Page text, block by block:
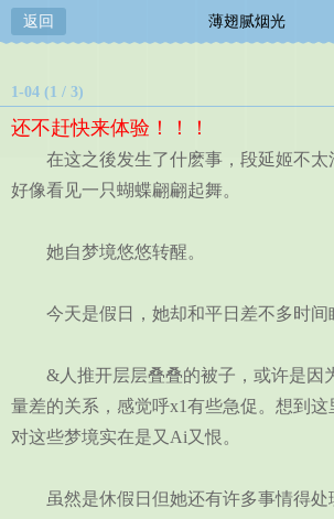
返回 薄翅腻烟光
1-04 (1 / 3)
还不赶快来体验！！！
在这之後发生了什麽事，段延姬不太
好像看见一只蝴蝶翩翩起舞。
她自梦境悠悠转醒。
今天是假日，她却和平日差不多时间
&人推开层层叠叠的被子，或许是因
量差的关系，感觉呼x1有些急促。想到这
对这些梦境实在是又Ai又恨。
虽然是休假日但她还有许多事情得处